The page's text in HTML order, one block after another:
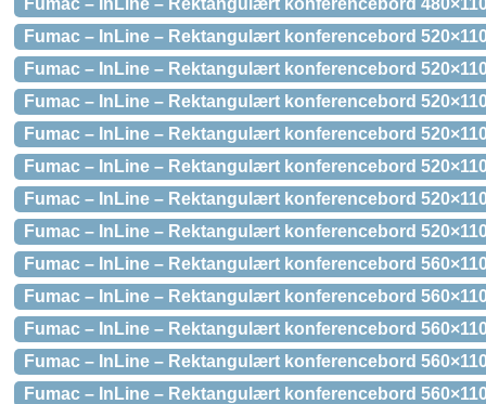
Fumac – InLine – Rektangulært konferencebord
Fumac – InLine – Rektangulært konferencebord
Fumac – InLine – Rektangulært konferencebord
Fumac – InLine – Rektangulært konferencebord
Fumac – InLine – Rektangulært konferencebord
Fumac – InLine – Rektangulært konferencebord
Fumac – InLine – Rektangulært konferencebord
Fumac – InLine – Rektangulært konferencebord
Fumac – InLine – Rektangulært konferencebord
Fumac – InLine – Rektangulært konferencebord
Fumac – InLine – Rektangulært konferencebord
Fumac – InLine – Rektangulært konferencebord
Fumac – InLine – Rektangulært konferencebord